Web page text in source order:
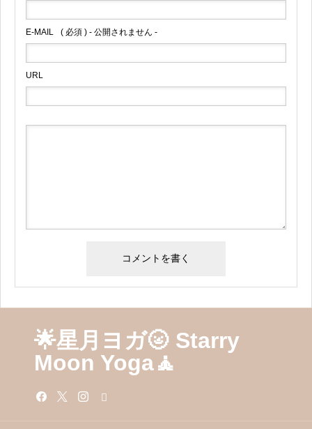
E-MAIL ( 必須 ) - 公開されません -
URL
🌟星月ヨガ🌝 Starry
Moon Yoga🧘